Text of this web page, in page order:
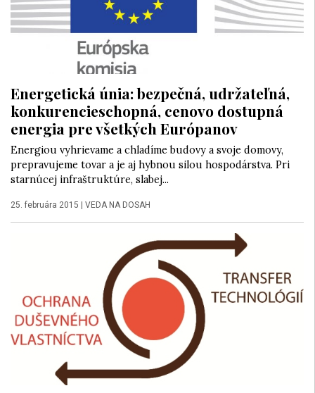
Energetická únia: bezpečná, udržateľná,
konkurencieschopná, cenovo dostupná
energia pre všetkých Európanov
Energiou vyhrievame a chladíme budovy a svoje domovy,
prepravujeme tovar a je aj hybnou silou hospodárstva. Pri
starnúcej infraštruktúre, slabej...
25. februára 2015 | VEDA NA DOSAH